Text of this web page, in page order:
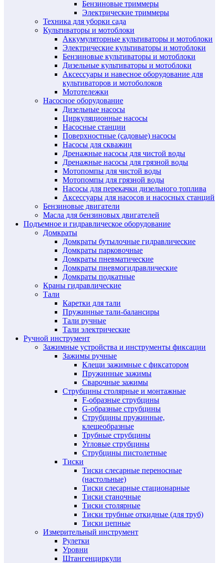
Бензиновые триммеры
Электрические триммеры
Техника для уборки сада
Культиваторы и мотоблоки
Аккумуляторные культиваторы и мотоблоки
Электрические культиваторы и мотоблоки
Бензиновые культиваторы и мотоблоки
Дизельные культиваторы и мотоблоки
Аксессуары и навесное оборудование для
культиваторов и мотоболоков
Мототележки
Насосное оборудование
Дизельные насосы
Циркуляционные насосы
Насосные станции
Поверхностные (садовые) насосы
Насосы для скважин
Дренажные насосы для чистой воды
Дренажные насосы для грязной воды
Мотопомпы для чистой воды
Мотопомпы для грязной воды
Насосы для перекачки дизельного топлива
Аксессуары для насосов и насосных станций
Бензиновые двигатели
Масла для бензиновых двигателей
Подъемное и гидравлическое оборудование
Домкраты
Домкраты бутылочные гидравлические
Домкраты парковочные
Домкраты пневматические
Домкраты пневмогидравлические
Домкраты подкатные
Краны гидравлические
Тали
Каретки для тали
Пружинные тали-балансиры
Тали ручные
Тали электрические
Ручной инструмент
Зажимные устройства и инструменты фиксации
Зажимы ручные
Клещи зажимные с фиксатором
Пружинные зажимы
Сварочные зажимы
Струбцины столярные и монтажные
F-образные струбцины
G-образные струбцины
Струбцины пружинные,
клещеобразные
Трубные струбцины
Угловые струбцины
Струбцины пистолетные
Тиски
Тиски слесарные переносные
(настольные)
Тиски слесарные стационарные
Тиски станочные
Тиски столярные
Тиски трубные откидные (для труб)
Тиски цепные
Измерительный инструмент
Рулетки
Уровни
Штангенциркули